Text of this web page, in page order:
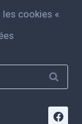
les cookies «